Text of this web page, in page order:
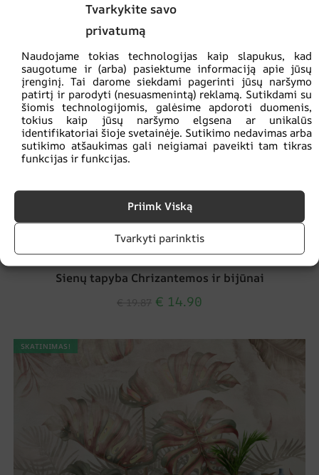
Tvarkykite savo
privatumą
Naudojame tokias technologijas kaip slapukus, kad
saugotume ir (arba) pasiektume informaciją apie jūsų
įrenginį. Tai darome siekdami pagerinti jūsų naršymo
patirtį ir parodyti (nesuasmenintą) reklamą. Sutikdami su
šiomis technologijomis, galėsime apdoroti duomenis,
tokius kaip jūsų naršymo elgsena ar unikalūs
identifikatoriai šioje svetainėje. Sutikimo nedavimas arba
sutikimo atšaukimas gali neigiamai paveikti tam tikras
funkcijas ir funkcijas.
Priimk Viską
Tvarkyti parinktis
Sienų tapyba Chrizantemos ir bijūnai
€ 14.90
SKATINIMAS!